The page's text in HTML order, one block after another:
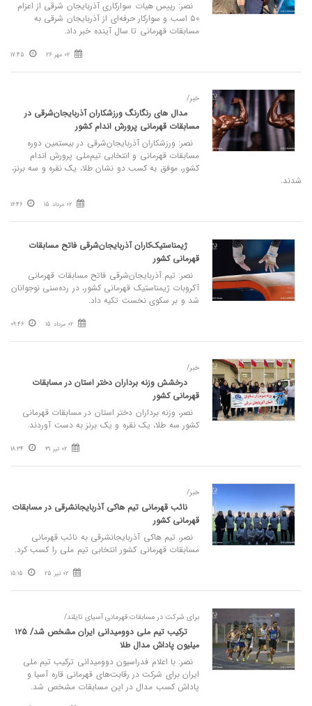
نصر: رییس هیات سوارکاری آذربایجان شرقی از اعزام
۵۰ اسب و‌ سوارکار حرفه‌ای از آذربایجان شرقی به
مسابقات قهرمانی تا سال آینده خبر داد.
02 مهر 26 17:45
خبر/
مدال های رنگارنگ ورزشکاران آذربایجان‌شرقی در
مسابقات قهرمانی پرورش اندام کشور
نصر: ورزشکاران آذربایجان‌شرقی در بیستمین دوره
مسابقات قهرمانی و انتخابی تیم‌ملی پرورش اندام
کشور، موفق به کسب دو نشان طلا، یک نقره و سه برنز،
شدند.
02 مرداد 15 16:46
ژیمناستیک‌کاران آذربایجان‌شرقی فاتح مسابقات
قهرمانی کشور
نصر: تیم آذربایجان‌شرقی فاتح مسابقات قهرمانی
آکروبات ژیمناستیک قهرمانی کشور، در رده‌سنی نوجوانان
شد و بر سکوی نخست تکیه داد.
02 مرداد 15 09:46
خبر/
درخشش وزنه برداران دختر استان در مسابقات
قهرمانی کشور
نصر، وزنه برداران دختر استان در مسابقات قهرمانی
کشور سه طلا، یک نقره و یک برنز به دست آوردند.
02 تیر 31 18:34
خبر/
نائب قهرمانی تیم هاکی آذربایجانشرقی در مسابقات
قهرمانی کشور
نصر، تیم هاکی آذربایجانشرقی به نائب قهرمانی
مسابقات قهرمانی کشور انتخابی تیم ملی را کسب کرد.
02 تیر 25 15:15
برای شرکت در مسابقات قهرمانی آسیای تایلند/
ترکیب تیم ملی دوومیدانی ایران مشخص شد/ ۱۲۵
میلیون پاداش مدال طلا
نصر: با اعلام فدراسیون دوومیدانی ترکیب تیم ملی
ایران برای شرکت در رقابت‌های قهرمانی قاره آسیا و
پاداش کسب مدال در این مسابقات مشخص شد.